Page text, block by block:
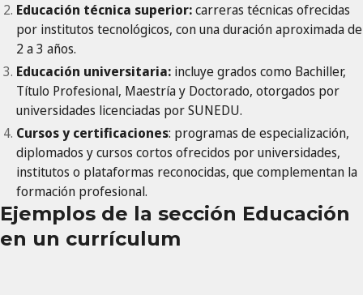
Educación técnica superior:carreras técnicas ofrecidas
por institutos tecnológicos, con una duración aproximada de
2 a 3 años.
Educación universitaria: incluye grados como Bachiller,
Título Profesional, Maestría y Doctorado, otorgados por
universidades licenciadas por SUNEDU.
Cursos y certificaciones: programas de especialización,
diplomados y cursos cortos ofrecidos por universidades,
institutos o plataformas reconocidas, que complementan la
formación profesional.
Ejemplos de la sección Educación
en un currículum